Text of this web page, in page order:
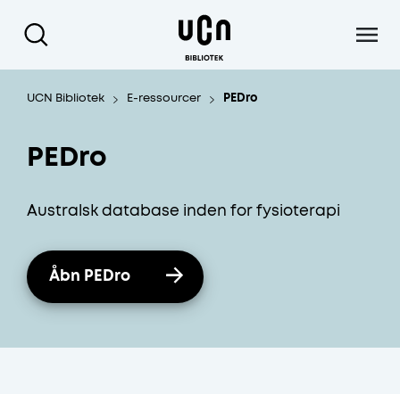
UCN Bibliotek E-ressourcer PEDro
PEDro
Australsk database inden for fysioterapi
Åbn PEDro